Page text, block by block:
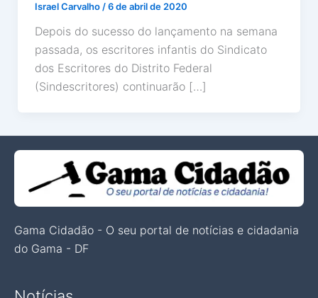
Israel Carvalho /6 de abril de 2020
Depois do sucesso do lançamento na semana
passada, os escritores infantis do Sindicato
dos Escritores do Distrito Federal
(Sindescritores) continuarão […]
Gama Cidadão - O seu portal de notícias e cidadania
do Gama - DF